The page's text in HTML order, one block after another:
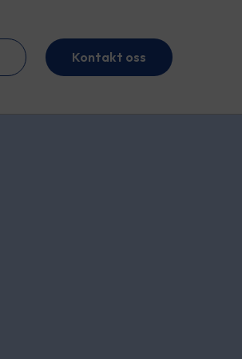
Kontakt oss